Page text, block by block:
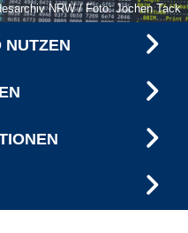
NRW / Foto: Jochen Tack
NUTZEN